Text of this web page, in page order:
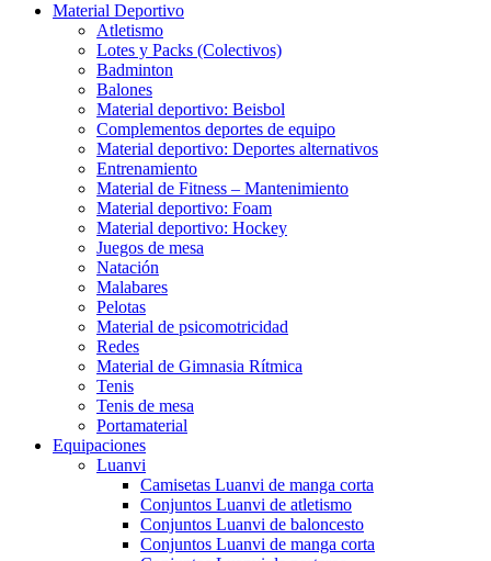
Material Deportivo
Atletismo
Lotes y Packs (Colectivos)
Badminton
Balones
Material deportivo: Beisbol
Complementos deportes de equipo
Material deportivo: Deportes alternativos
Entrenamiento
Material de Fitness – Mantenimiento
Material deportivo: Foam
Material deportivo: Hockey
Juegos de mesa
Natación
Malabares
Pelotas
Material de psicomotricidad
Redes
Material de Gimnasia Rítmica
Tenis
Tenis de mesa
Portamaterial
Equipaciones
Luanvi
Camisetas Luanvi de manga corta
Conjuntos Luanvi de atletismo
Conjuntos Luanvi de baloncesto
Conjuntos Luanvi de manga corta